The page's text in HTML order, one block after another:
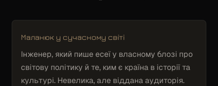
Маланюк у сучасному світі
Інженер, який пише есеї у власному блозі про
світову політику й те, ким є країна в історії та
культурі. Невелика, але віддана аудиторія.